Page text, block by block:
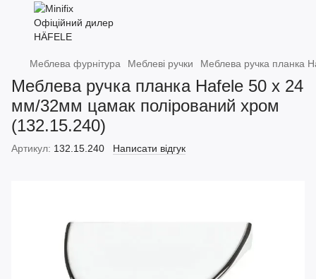
Меблева фурнітура Меблеві ручки Меблева ручка планка
Меблева ручка планка Hafele 50 х 24
мм/32мм цамак полірований хром
(132.15.240)
Артикул: 132.15.240 Написати відгук